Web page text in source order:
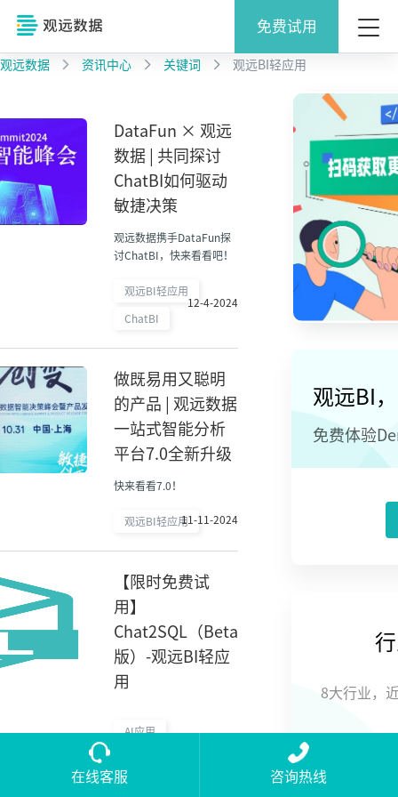
免费试用
观远数据 资讯中心 关键词 观远BI轻应用
DataFun × 观远
数据 | 共同探讨
ChatBI如何驱动
敏捷决策
观远数据携手DataFun探
讨ChatBI，快来看看吧！
观远BI轻应用
ChatBI
12-4-2024
做既易用又聪明
的产品 | 观远数据
一站式智能分析
平台7.0全新升级
快来看看7.0！
观远BI轻应用11-11-2024
【限时免费试
用】
Chat2SQL（Beta
版）-观远BI轻应
用
AI应用
ChatGPT
观远BI
免费体验
8大行业，
在线客服 咨询热线